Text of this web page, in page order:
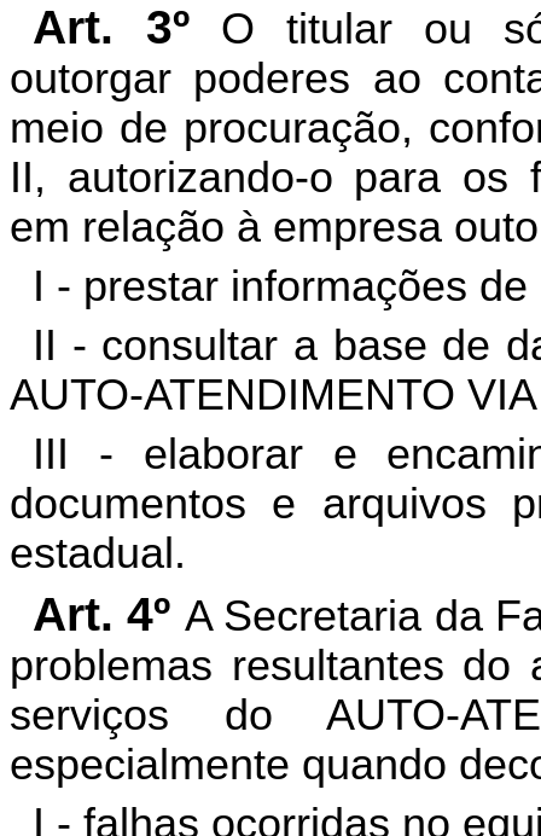
Art. 3º O titular ou
outorgar poderes ao
meio de procuração,
II, autorizando-o para os
em relação à empresa
I - prestar informações
II - consultar a base de
AUTO-ATENDIMENTO
III - elaborar e
documentos e arquivos
estadual.
Art. 4º A Secretaria da
problemas resultantes
serviços do AUTO-
especialmente quando
I - falhas ocorridas no